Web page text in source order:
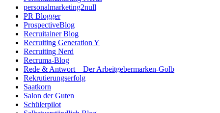
personalmarketing2null
PR Blogger
ProspectiveBlog
Recruitainer Blog
Recruiting Generation Y
Recruiting Nerd
Recruma-Blog
Rede & Antwort – Der Arbeitgebermarken-Golb
Rekrutierungserfolg
Saatkorn
Salon der Guten
Schülerpilot